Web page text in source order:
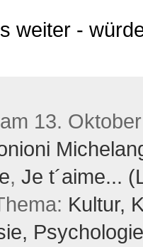
weiter -
am 13.
, Je t´aime...
Kultur,